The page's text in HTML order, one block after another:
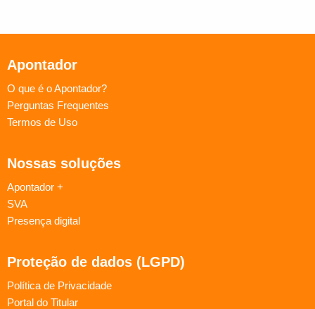
Apontador
O que é o Apontador?
Perguntas Frequentes
Termos de Uso
Nossas soluções
Apontador +
SVA
Presença digital
Proteção de dados (LGPD)
Política de Privacidade
Portal do Titular